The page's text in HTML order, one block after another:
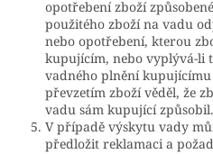
opotřebení zboží
použitého zboží na vadu
nebo opotřebení, kterou
kupujícím, nebo vyplývá-li
vadného plnění
převzetím zboží věděl, že
vadu sám kupující způsobil.
V případě výskytu vady
předložit reklamaci a